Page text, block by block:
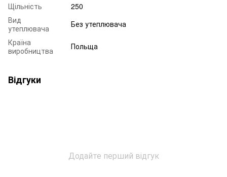
Щільність
250
Вид
утеплювача
Без утеплювача
Країна
виробництва
Польща
Відгуки
Додайте перший відгук